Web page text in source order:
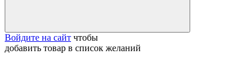
Войдите на сайт чтобы
добавить товар в список желаний